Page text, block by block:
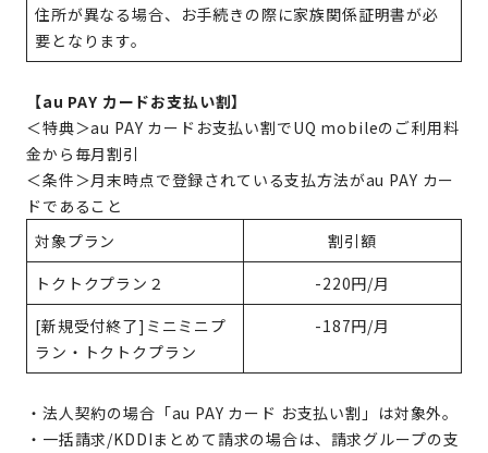
住所が異なる場合、お手続きの際に家族関係証明書が必
要となります。
【au PAY カードお支払い割】
＜特典＞au PAY カードお支払い割でUQ mobileのご利用料
金から毎月割引
＜条件＞月末時点で登録されている支払方法がau PAY カー
ドであること
対象プラン
割引額
トクトクプラン２
-220円/月
[新規受付終了]ミニミニプ
ラン・トクトクプラン
-187円/月
・法人契約の場合「au PAY カード お支払い割」は対象外。
・一括請求/KDDIまとめて請求の場合は、請求グループの支